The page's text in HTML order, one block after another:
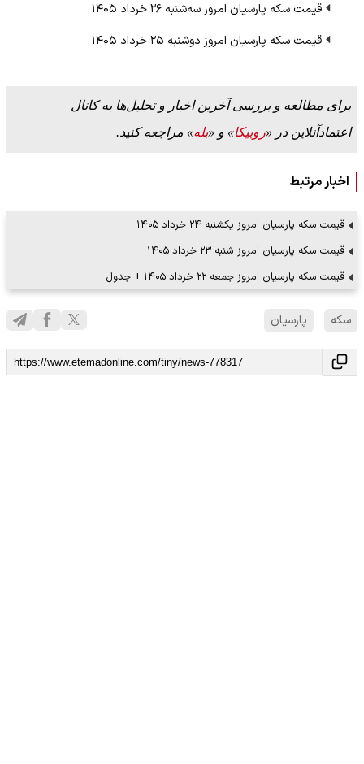
قیمت سکه پارسیان امروز سه‌شنبه ۲۶ خرداد ۱۴۰۵
قیمت سکه پارسیان امروز دوشنبه ۲۵ خرداد ۱۴۰۵
برای مطالعه و بررسی آخرین اخبار و تحلیل‌ها به کانال
اعتمادآنلاین در «روبیکا» و «بله» مراجعه کنید.
اخبار مرتبط
قیمت سکه پارسیان امروز یکشنبه ۲۴ خرداد ۱۴۰۵
قیمت سکه پارسیان امروز شنبه ۲۳ خرداد ۱۴۰۵
قیمت سکه پارسیان امروز جمعه ۲۲ خرداد ۱۴۰۵ + جدول
سکه پارسیان